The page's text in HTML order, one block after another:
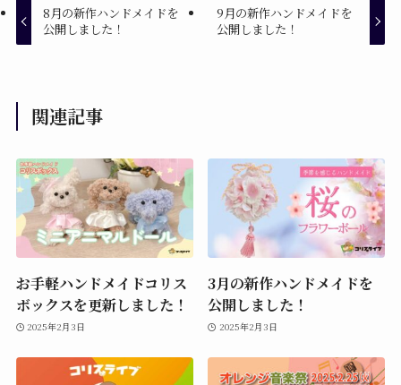
8月の新作ハンドメイドを
公開しました！
9月の新作ハンドメイドを
公開しました！
関連記事
お手軽ハンドメイドコリス
ボックスを更新しました！
2025年2月3日
3月の新作ハンドメイドを
公開しました！
2025年2月3日